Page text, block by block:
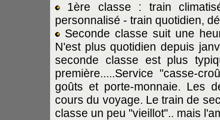
1ère classe : train
personnalisé - train quotidien,
Seconde classe suit une
N'est plus quotidien depuis
seconde classe est plus
première.....Service "casse-
goûts et porte-monnaie. Les
cours du voyage. Le train de
classe un peu "vieillot".. mais